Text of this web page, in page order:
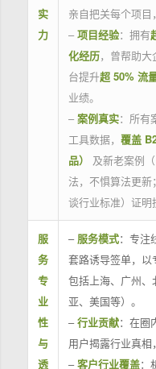
实
力
亲自把关每个项目
– 项目经验：拥有
化经历，曾帮助大
台提升超 50% 流
业绩。
– 案例真实：所有
工具数据， 覆盖
品）
及新老案例
法，不惧算法更
谈行业标准）证明
服
务
专
业
性
与
透
– 服务模式：专注
套路诱导签单，以
包括上海、广州
亚、美国等）。
–行业贡献：在圈
用户揭露行业真相
–客户行业覆盖：